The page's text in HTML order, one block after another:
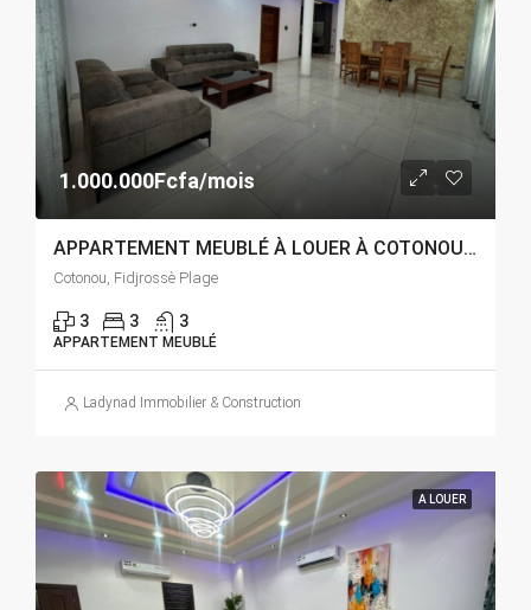
1.000.000Fcfa/mois
APPARTEMENT MEUBLÉ À LOUER À COTONOU FIDJROSSÈ PLAGE
Cotonou, Fidjrossè Plage
3 3 3
APPARTEMENT MEUBLÉ
Ladynad Immobilier & Construction
A LOUER